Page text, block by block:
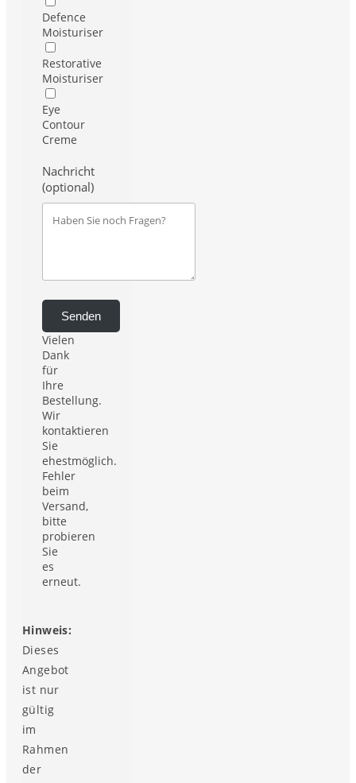
Defence
Moisturiser
Restorative
Moisturiser
Eye
Contour
Creme
Nachricht
(optional)
Senden
Vielen
Dank
für
Ihre
Bestellung.
Wir
kontaktieren
Sie
ehestmöglich.
Fehler
beim
Versand,
bitte
probieren
Sie
es
erneut.
Hinweis:
Dieses
Angebot
ist nur
gültig
im
Rahmen
der